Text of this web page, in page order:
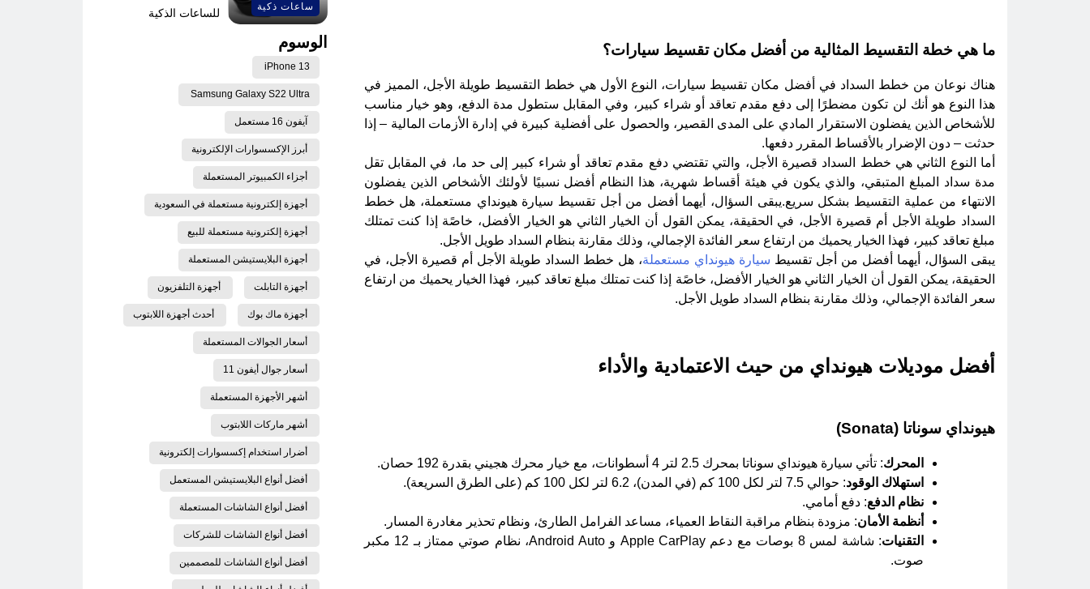
ما هي خطة التقسيط المثالية من أفضل مكان تقسيط سيارات؟
هناك نوعان من خطط السداد في أفضل مكان تقسيط سيارات، النوع الأول هي خطط التقسيط طويلة الأجل، المميز في
هذا النوع هو أنك لن تكون مضطرًا إلى دفع مقدم تعاقد أو شراء كبير، وفي المقابل ستطول مدة الدفع، وهو خيار مناسب
للأشخاص الذين يفضلون الاستقرار المادي على المدى القصير، والحصول على أفضلية كبيرة في إدارة الأزمات المالية – إذا
حدثت – دون الإضرار بالأقساط المقرر دفعها.
أما النوع الثاني هي خطط السداد قصيرة الأجل، والتي تقتضي دفع مقدم تعاقد أو شراء كبير إلى حد ما، في المقابل تقل
مدة سداد المبلغ المتبقي، والذي يكون في هيئة أقساط شهرية، هذا النظام أفضل نسبيًا لأولئك الأشخاص الذين يفضلون
الانتهاء من عملية التقسيط بشكل سريع.يبقى السؤال، أيهما أفضل من أجل تقسيط سيارة هيونداي مستعملة، هل خطط
السداد طويلة الأجل أم قصيرة الأجل، في الحقيقة، يمكن القول أن الخيار الثاني هو الخيار الأفضل، خاصًة إذا كنت تمتلك
مبلغ تعاقد كبير، فهذا الخيار يحميك من ارتفاع سعر الفائدة الإجمالي، وذلك مقارنة بنظام السداد طويل الأجل.
يبقى السؤال، أيهما أفضل من أجل تقسيط سيارة هيونداي مستعملة، هل خطط السداد طويلة الأجل أم قصيرة الأجل، في
الحقيقة، يمكن القول أن الخيار الثاني هو الخيار الأفضل، خاصًة إذا كنت تمتلك مبلغ تعاقد كبير، فهذا الخيار يحميك من ارتفاع
سعر الفائدة الإجمالي، وذلك مقارنة بنظام السداد طويل الأجل.
أفضل موديلات هيونداي من حيث الاعتمادية والأداء
هيونداي سوناتا (Sonata)
المحرك: تأتي سيارة هيونداي سوناتا بمحرك 2.5 لتر 4 أسطوانات، مع خيار محرك هجيني بقدرة 192 حصان.
استهلاك الوقود: حوالي 7.5 لتر لكل 100 كم (في المدن)، 6.2 لتر لكل 100 كم (على الطرق السريعة).
نظام الدفع: دفع أمامي.
أنظمة الأمان: مزودة بنظام مراقبة النقاط العمياء، مساعد الفرامل الطارئ، ونظام تحذير مغادرة المسار.
التقنيات
: شاشة لمس 8 بوصات مع دعم Apple CarPlay و Android Auto، نظام صوتي ممتاز بـ 12 مكبر
صوت.
ساعات ذكية
للساعات الذكية
الوسوم
iPhone 13
Samsung Galaxy S22 Ultra
آيفون 16 مستعمل
أبرز الإكسسوارات الإلكترونية
أجزاء الكمبيوتر المستعملة
أجهزة إلكترونية مستعملة في السعودية
أجهزة إلكترونية مستعملة للبيع
أجهزة البلايستيشن المستعملة
أجهزة التابلت أجهزة التلفزيون
أجهزة ماك بوك أحدث أجهزة اللابتوب
أسعار الجوالات المستعملة
أسعار جوال أيفون 11
أشهر الأجهزة المستعملة
أشهر ماركات اللابتوب
أضرار استخدام إكسسوارات إلكترونية
أفضل أنواع البلايستيشن المستعمل
أفضل أنواع الشاشات المستعملة
أفضل أنواع الشاشات للشركات
أفضل أنواع الشاشات للمصممين